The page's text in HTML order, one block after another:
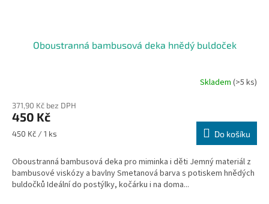
Oboustranná bambusová deka hnědý buldoček
Skladem (>5 ks)
371,90 Kč bez DPH
450 Kč
Měrná
450 Kč / 1 ks Do košíku
Oboustranná bambusová deka pro miminka i děti Jemný materiál z
bambusové viskózy a bavlny Smetanová barva s potiskem hnědých
buldočků Ideální do postýlky, kočárku i na doma...